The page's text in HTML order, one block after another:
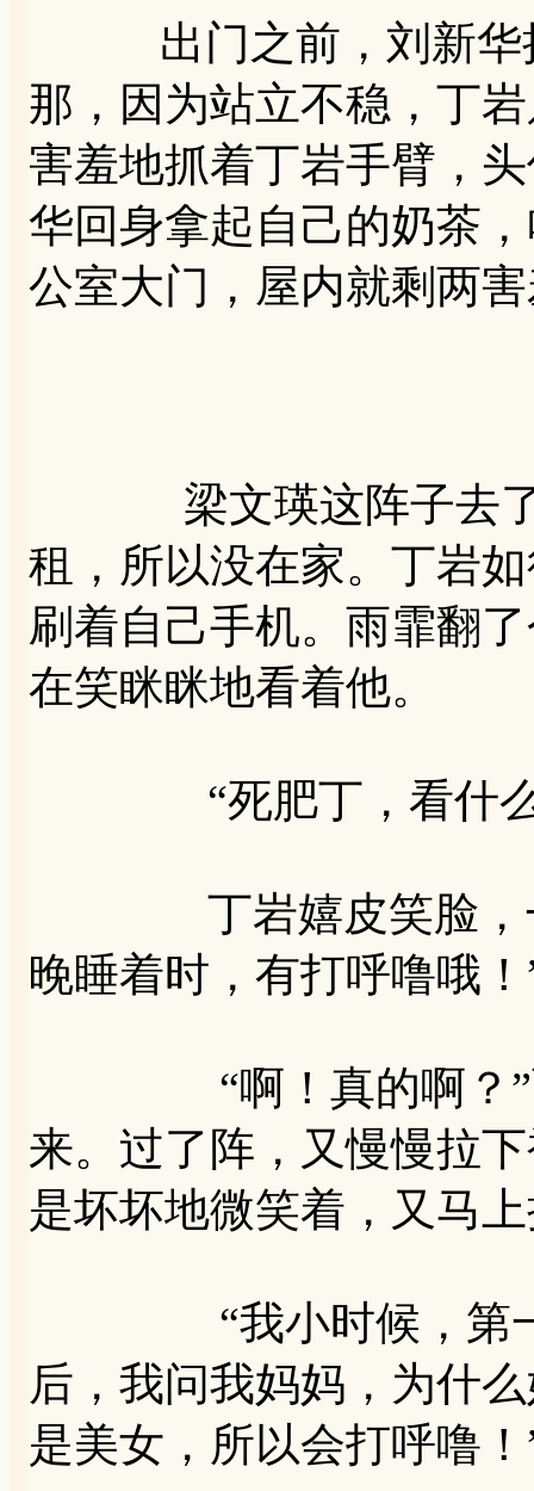
出门之前，刘新华把
那，因为站立不稳，丁
害羞地抓着丁岩手臂，
华回身拿起自己的奶茶
公室大门，屋内就剩两
梁文瑛这阵子去了
租，所以没在家。丁岩
刷着自己手机。雨霏翻
在笑眯眯地看着他。
“死肥丁，看什么
丁岩嬉皮笑脸，一
晚睡着时，有打呼噜哦！
“啊！真的啊？”雨
来。过了阵，又慢慢拉
是坏坏地微笑着，又马
“我小时候，第一次
后，我问我妈妈，为什
是美女，所以会打呼噜